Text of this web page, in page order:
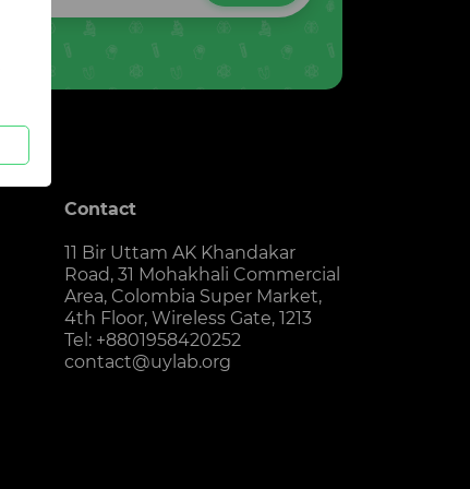
Contact
11 Bir Uttam AK Khandakar
Road, 31 Mohakhali Commercial
Area, Colombia Super Market,
4th Floor, Wireless Gate, 1213
Tel: +8801958420252
contact@uylab.org